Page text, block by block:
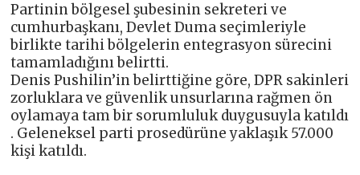
Partinin bölgesel şubesinin sekreteri ve
cumhurbaşkanı, Devlet Duma seçimleriyle
birlikte tarihi bölgelerin entegrasyon sürecini
tamamladığını belirtti.
Denis Pushilin’in belirttiğine göre, DPR sakinleri
zorluklara ve güvenlik unsurlarına rağmen ön
oylamaya tam bir sorumluluk duygusuyla katıldı
. Geleneksel parti prosedürüne yaklaşık 57.000
kişi katıldı.